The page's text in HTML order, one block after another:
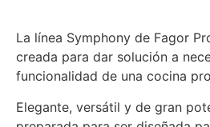
La línea Symphony de Fagor
creada para dar solución a
funcionalidad de una cocina
Elegante, versátil y de gran